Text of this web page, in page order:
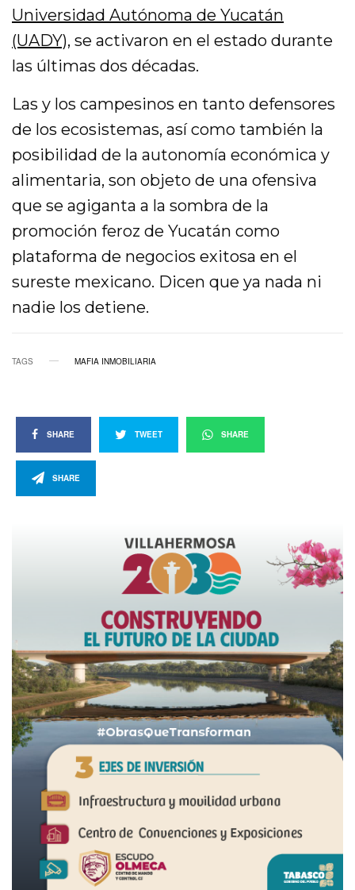
Universidad Autónoma de Yucatán
(UADY), se activaron en el estado durante
las últimas dos décadas.
Las y los campesinos en tanto defensores
de los ecosistemas, así como también la
posibilidad de la autonomía económica y
alimentaria, son objeto de una ofensiva
que se agiganta a la sombra de la
promoción feroz de Yucatán como
plataforma de negocios exitosa en el
sureste mexicano. Dicen que ya nada ni
nadie los detiene.
TAGS MAFIA INMOBILIARIA
SHARE TWEET SHARE
SHARE